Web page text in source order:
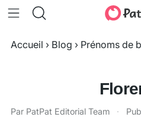
Accueil › Blog › Prénoms de
Par PatPat Editorial Team ·